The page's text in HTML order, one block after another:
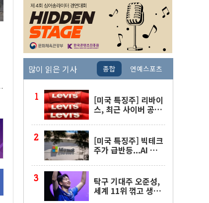
많이 읽은 기사 종합 연예스포츠
[미국 특징주] 리바이
스, 최근 사이버 공격
실 공개
[미국 특징주] 빅테크
주가 급반등...AI 불안
아나
탁구 기대주 오준성,
세계 11위 꺾고 생애